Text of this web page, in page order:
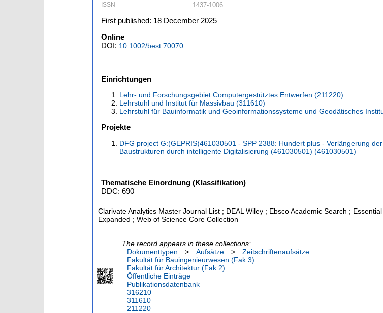
ISSN 1437-1006
First published: 18 December 2025
Online
DOI: 10.1002/best.70070
Einrichtungen
Lehr- und Forschungsgebiet Computergestütztes Entwerfen (211220)
Lehrstuhl und Institut für Massivbau (311610)
Lehrstuhl für Bauinformatik und Geoinformationssysteme und Geodätisches
Projekte
DFG project G:(GEPRIS)461030501 - SPP 2388: Hundert plus - Verlängerung
Baustrukturen durch intelligente Digitalisierung (461030501) (461030501)
Thematische Einordnung (Klassifikation)
DDC: 690
Clarivate Analytics Master Journal List ; DEAL Wiley ; Ebsco Academic Search ;
Expanded ; Web of Science Core Collection
The record appears in these collections:
Dokumenttypen
> Aufsätze >
Zeitschriftenaufsätze
Fakultät für Bauingenieurwesen (Fak.3)
Fakultät für Architektur (Fak.2)
Öffentliche Einträge
Publikationsdatenbank
316210
311610
211220